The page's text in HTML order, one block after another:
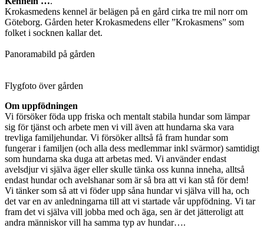
Krokasmedens kennel är belägen på en gård cirka tre mil norr om
Göteborg. Gården heter Krokasmedens eller ”Krokasmens” som
folket i socknen kallar det.
Panoramabild på gården
Flygfoto över gården
Om uppfödningen
Vi försöker föda upp friska och mentalt stabila hundar som lämpar
sig för tjänst och arbete men vi vill även att hundarna ska vara
trevliga familjehundar. Vi försöker alltså få fram hundar som
fungerar i familjen (och alla dess medlemmar inkl svärmor) samtidigt
som hundarna ska duga att arbetas med. Vi använder endast
avelsdjur vi själva äger eller skulle tänka oss kunna inneha, alltså
endast hundar och avelshanar som är så bra att vi kan stå för dem!
Vi tänker som så att vi föder upp såna hundar vi själva vill ha, och
det var en av anledningarna till att vi startade vår uppfödning. Vi tar
fram det vi själva vill jobba med och äga, sen är det jätteroligt att
andra människor vill ha samma typ av hundar….